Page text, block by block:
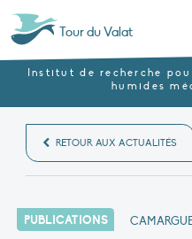
Tour du Valat
Institut de recherche
humides
RETOUR AUX ACTUALITÉS
PUBLICATIONS